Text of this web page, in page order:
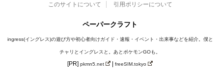
このサイトについて 引用ポリシーについて
ペーパークラフト
ingress(イングレス)の遊び方や初心者向けガイド・速報・イベント・出来事などを紹介。僕と
チャリとイングレスと。あとポケモンGOも。
[PR]pkmn5.net | freeSIM.tokyo